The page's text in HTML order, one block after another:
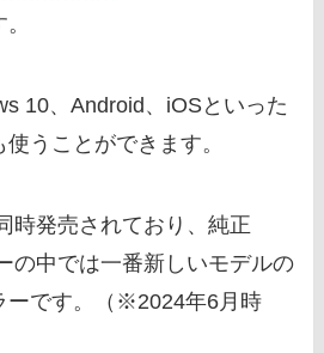
10、Android、iOSといった
うことができます。
時発売されており、純正
の中では一番新しいモデルの
ーです。（※2024年6月時